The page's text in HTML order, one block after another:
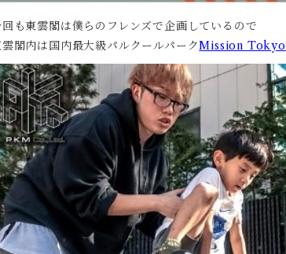
も東雲閣は僕らのフレンズで企画しているので
閣内は国内最大級パルクールパークMission Tokyo